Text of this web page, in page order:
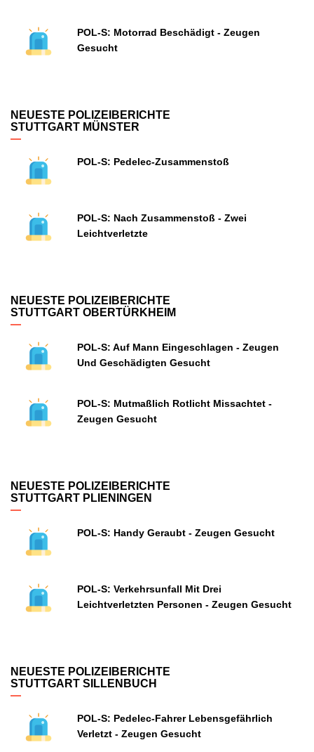
POL-S: Motorrad Beschädigt - Zeugen
Gesucht
NEUESTE POLIZEIBERICHTE
STUTTGART MÜNSTER
POL-S: Pedelec-Zusammenstoß
POL-S: Nach Zusammenstoß - Zwei
Leichtverletzte
NEUESTE POLIZEIBERICHTE
STUTTGART OBERTÜRKHEIM
POL-S: Auf Mann Eingeschlagen - Zeugen
Und Geschädigten Gesucht
POL-S: Mutmaßlich Rotlicht Missachtet -
Zeugen Gesucht
NEUESTE POLIZEIBERICHTE
STUTTGART PLIENINGEN
POL-S: Handy Geraubt - Zeugen Gesucht
POL-S: Verkehrsunfall Mit Drei
Leichtverletzten Personen - Zeugen Gesucht
NEUESTE POLIZEIBERICHTE
STUTTGART SILLENBUCH
POL-S: Pedelec-Fahrer Lebensgefährlich
Verletzt - Zeugen Gesucht